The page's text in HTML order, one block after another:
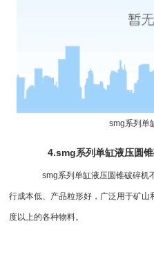
smg系列单
4.smg系列单缸液压圆锥
smg系列单缸液压圆锥破碎机不
行成本低、产品粒形好，广泛用于矿
度以上的各种物料。